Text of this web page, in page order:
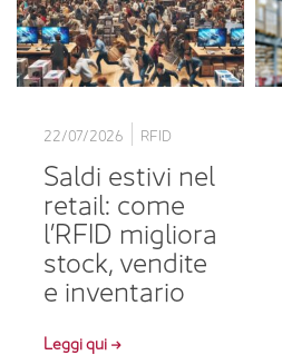
22/07/2026 RFID
Saldi estivi nel
retail: come
l’RFID migliora
stock, vendite
e inventario
Leggi qui →